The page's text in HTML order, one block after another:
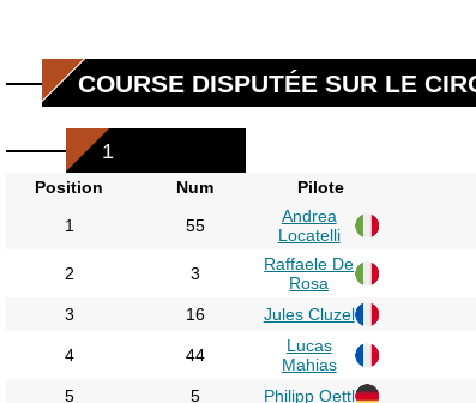
COURSE DISPUTÉE SUR LE
1
Position Num Pilote
1
55
Andrea
Locatelli
2 3
Raffaele De
Rosa
3 16 Jules Cluzel
4 44
Lucas
Mahias
5 5 Philipp Oettl